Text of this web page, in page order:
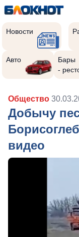
Новости
Авто
Бары
-
Общество
Добычу
видео